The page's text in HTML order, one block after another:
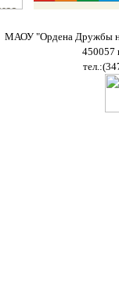
МАОУ "Ордена Дружбы
450057